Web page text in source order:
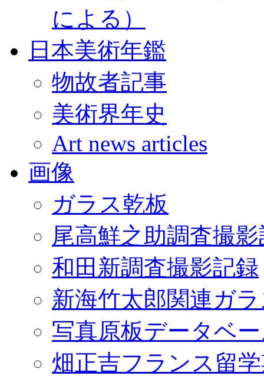
による）
日本美術年鑑
物故者記事
美術界年史
Art news articles
画像
ガラス乾板
尾高鮮之助調査撮
和田新調査撮影記録
新海竹太郎関連ガ
写真原板データベ
畑正吉フランス留